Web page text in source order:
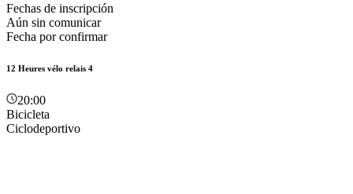
Fechas de inscripción
Aún sin comunicar
Fecha por confirmar
12 Heures vélo relais 4
20:00
Bicicleta
Ciclodeportivo